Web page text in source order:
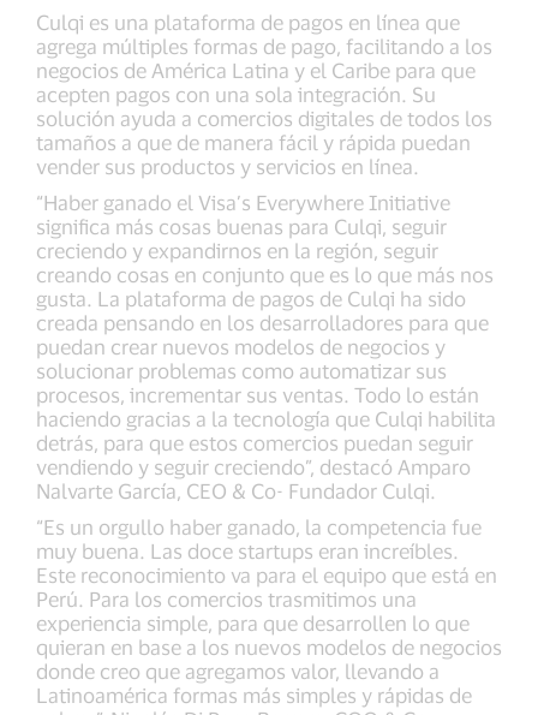
Culqi es una plataforma de pagos en línea que
agrega múltiples formas de pago, facilitando a los
negocios de América Latina y el Caribe para que
acepten pagos con una sola integración. Su
solución ayuda a comercios digitales de todos los
tamaños a que de manera fácil y rápida puedan
vender sus productos y servicios en línea.
“Haber ganado el Visa’s Everywhere Initiative
significa más cosas buenas para Culqi, seguir
creciendo y expandirnos en la región, seguir
creando cosas en conjunto que es lo que más nos
gusta. La plataforma de pagos de Culqi ha sido
creada pensando en los desarrolladores para que
puedan crear nuevos modelos de negocios y
solucionar problemas como automatizar sus
procesos, incrementar sus ventas. Todo lo están
haciendo gracias a la tecnología que Culqi habilita
detrás, para que estos comercios puedan seguir
vendiendo y seguir creciendo”, destacó Amparo
Nalvarte García, CEO & Co- Fundador Culqi.
“Es un orgullo haber ganado, la competencia fue
muy buena. Las doce startups eran increíbles.
Este reconocimiento va para el equipo que está en
Perú. Para los comercios trasmitimos una
experiencia simple, para que desarrollen lo que
quieran en base a los nuevos modelos de negocios
donde creo que agregamos valor, llevando a
Latinoamérica formas más simples y rápidas de